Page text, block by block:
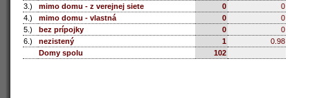
3.)
mimo domu - z verejnej siete 0
0
4.)
mimo domu - vlastná 0
0
5.)
bez prípojky 0
0
6.)
nezistený 1
0.98
Domy spolu
102